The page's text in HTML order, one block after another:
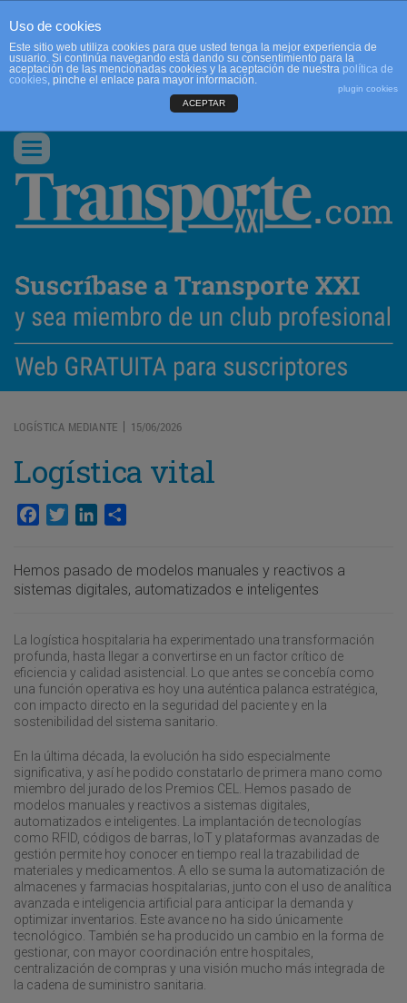
CONTACTO
Conmutar
navegación
LOGÍSTICA MEDIANTE | 15/06/2026
Logística vital
Facebook
TwitterLinkedIn
Hemos pasado de modelos manuales y reactivos a
sistemas digitales, automatizados e inteligentes
La logística hospitalaria ha experimentado una transformación
profunda, hasta llegar a convertirse en un factor crítico de
eficiencia y calidad asistencial. Lo que antes se concebía como
una función operativa es hoy una auténtica palanca estratégica,
con impacto directo en la seguridad del paciente y en la
sostenibilidad del sistema sanitario.
En la última década, la evolución ha sido especialmente
significativa, y así he podido constatarlo de primera mano como
miembro del jurado de los Premios CEL. Hemos pasado de
modelos manuales y reactivos a sistemas digitales,
automatizados e inteligentes. La implantación de tecnologías
como RFID, códigos de barras, IoT y plataformas avanzadas de
gestión permite hoy conocer en tiempo real la trazabilidad de
materiales y medicamentos. A ello se suma la automatización de
almacenes y farmacias hospitalarias, junto con el uso de analítica
avanzada e inteligencia artificial para anticipar la demanda y
optimizar inventarios. Este avance no ha sido únicamente
tecnológico. También se ha producido un cambio en la forma de
gestionar, con mayor coordinación entre hospitales,
centralización de compras y una visión mucho más integrada de
la cadena de suministro sanitaria.
Uso de cookies
Este sitio web utiliza cookies para que usted tenga la mejor experiencia de
usuario. Si continúa navegando está dando su consentimiento para la
aceptación de las mencionadas cookies y la aceptación de nuestra política de
cookies, pinche el enlace para mayor información.
plugin cookies
ACEPTAR